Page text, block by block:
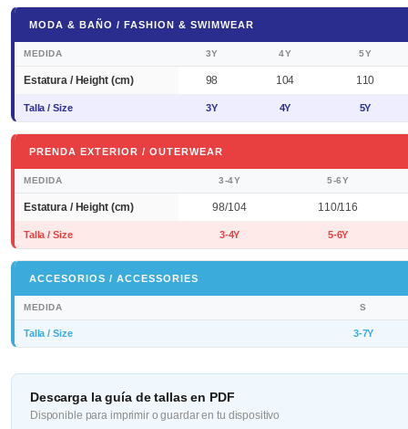
MODA & BAÑO / FASHION & SWIMWEAR
MEDIDA 3Y 4Y 5Y
Estatura / Height (cm) 98 104 110
Talla / Size 3Y 4Y 5Y
PRENDA EXTERIOR / OUTERWEAR
MEDIDA 3-4Y 5-6Y
Estatura / Height (cm) 98/104 110/116
Talla / Size 3-4Y 5-6Y
ACCESORIOS / ACCESSORIES
MEDIDA S
Talla / Size 3-7Y
Descarga la guía de tallas en PDF
Disponible para imprimir o guardar en tu dispositivo